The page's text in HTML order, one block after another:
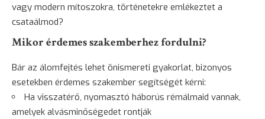
vagy modern mítoszokra, történetekre emlékeztet a
csataálmod?
Mikor érdemes szakemberhez fordulni?
Bár az álomfejtés lehet önismereti gyakorlat, bizonyos
esetekben érdemes szakember segítségét kérni:
Ha visszatérő, nyomasztó háborús rémálmaid vannak,
amelyek alvásminőségedet rontják